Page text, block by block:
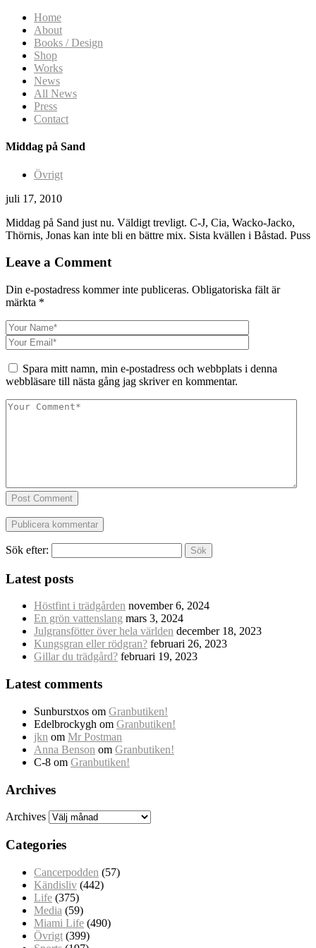
Home
About
Books / Design
Shop
Works
News
All News
Press
Contact
Middag på Sand
Övrigt
juli 17, 2010
Middag på Sand just nu. Väldigt trevligt. C-J, Cia, Wacko-Jacko,
Thörnis, Jonas kan inte bli en bättre mix. Sista kvällen i Båstad. Puss
Leave a Comment
Din e-postadress kommer inte publiceras. Obligatoriska fält är
märkta *
Spara mitt namn, min e-postadress och webbplats i denna
webbläsare till nästa gång jag skriver en kommentar.
Post Comment
Sök efter:
Latest posts
Höstfint i trädgården november 6, 2024
En grön vattenslang mars 3, 2024
Julgransfötter över hela världen december 18, 2023
Kungsgran eller rödgran? februari 26, 2023
Gillar du trädgård? februari 19, 2023
Latest comments
Sunburstxos om Granbutiken!
Edelbrockygh om Granbutiken!
jkn om Mr Postman
Anna Benson om Granbutiken!
C-8 om Granbutiken!
Archives
Archives
Categories
Cancerpodden (57)
Kändisliv (442)
Life (375)
Media (59)
Miami Life (490)
Övrigt (399)